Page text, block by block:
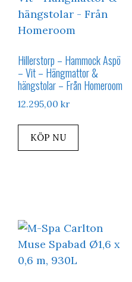
Hillerstorp – Hammock Aspö
– Vit – Hängmattor &
hängstolar – Från Homeroom
12.295,00 kr
KÖP NU